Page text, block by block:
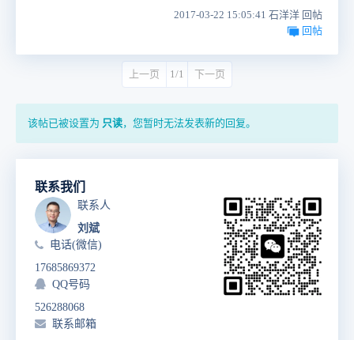
2017-03-22 15:05:41 石洋洋 回帖
回帖
上一页 1/1 下一页
该帖已被设置为 只读，您暂时无法发表新的回复。
联系我们
联系人
刘斌
电话(微信)
17685869372
QQ号码
526288068
联系邮箱